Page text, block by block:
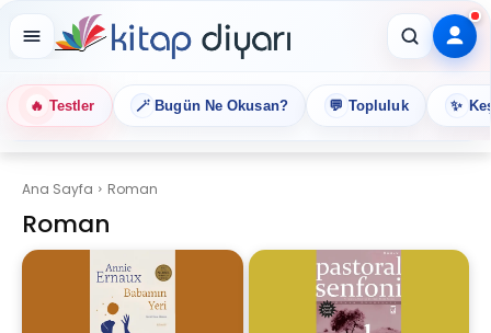
🔥 Testler 🪄 Bugün Ne Okusan? 💬 Topluluk ✨
Ana Sayfa Roman
Roman